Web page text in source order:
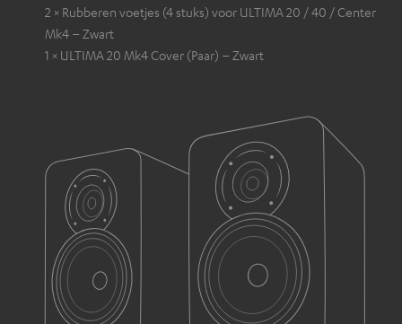
2 × Rubberen voetjes (4 stuks) voor ULTIMA 20 / 40 / Center
Mk4 – Zwart
1 × ULTIMA 20 Mk4 Cover (Paar) – Zwart